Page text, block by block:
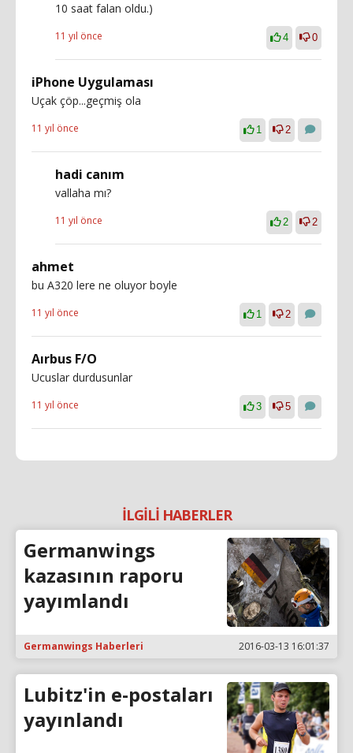
10 saat falan oldu.)
11 yıl önce 4 0
iPhone Uygulaması
Uçak çöp...geçmiş ola
11 yıl önce 1 2
hadi canım
vallaha mı?
11 yıl önce 2 2
ahmet
bu A320 lere ne oluyor boyle
11 yıl önce 1 2
Aırbus F/O
Ucuslar durdusunlar
11 yıl önce 3 5
İLGİLİ HABERLER
Germanwings
kazasının raporu
yayımlandı
Germanwings Haberleri 2016-03-13 16:01:37
Lubitz'in e-postaları
yayınlandı